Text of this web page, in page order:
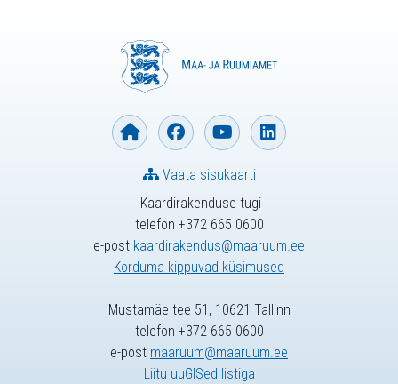
Kaardirakenduse tugi
telefon +372 665 0600
e-post kaardirakendus@maaruum.ee
Korduma kippuvad küsimused
Vaata sisukaarti
Mustamäe tee 51, 10621 Tallinn
telefon +372 665 0600
e-post maaruum@maaruum.ee
Liitu uuGISed listiga